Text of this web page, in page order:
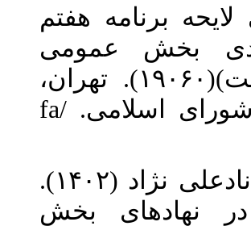
بررسی لایحه برنامه هفتم
بخش عمومی
(مدیریت و مولدسازی اموال دولت)(۱۹۰۶۰). تهران،
ایران: مرکز پژوهش‌های مجلس شورای اسلامی. /fa
3. اسماعیلی کیا، غریبه و سودابه نادعلی نژاد (۱۴۰۲).
در نهاد‌های بخش